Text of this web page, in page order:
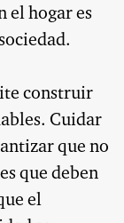
el hogar es
construir
Cuidar
que no
que deben
el